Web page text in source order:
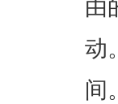
由
动
间。